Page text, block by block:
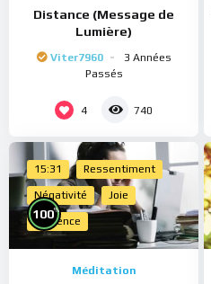
Distance (Message de
Lumière)
Viter7960
3 Années
Passés
4 740
15:31 Ressentiment
Négativité Joie
Présence
100%
Méditation